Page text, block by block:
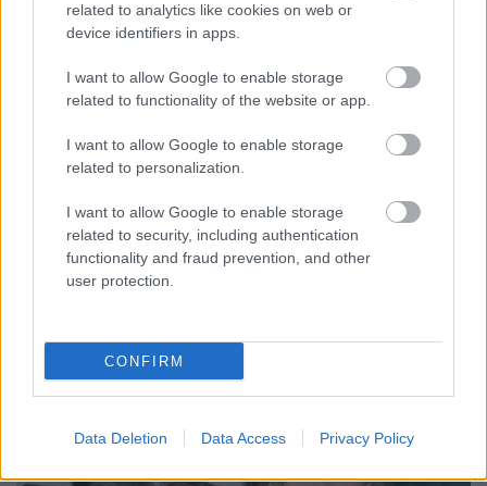
related to analytics like cookies on web or
device identifiers in apps.
I want to allow Google to enable storage
related to functionality of the website or app.
I want to allow Google to enable storage
related to personalization.
I want to allow Google to enable storage
related to security, including authentication
functionality and fraud prevention, and other
user protection.
CONFIRM
Data Deletion Data Access Privacy Policy
"Csak engedjenek át a határon,
jövünk!"
mtothorsi 2020. július 13.
Augusztus 21. és 29. között, a tervezett és már
meghirdetett versenyprogrammal, magas művészi